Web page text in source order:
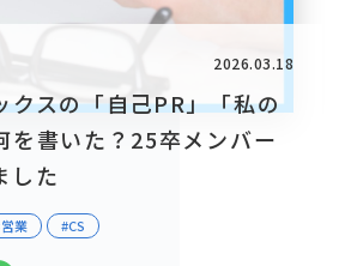
2026.03.18
クスの「自己PR」「私の
を書いた？25卒メンバー
した
業 #CS